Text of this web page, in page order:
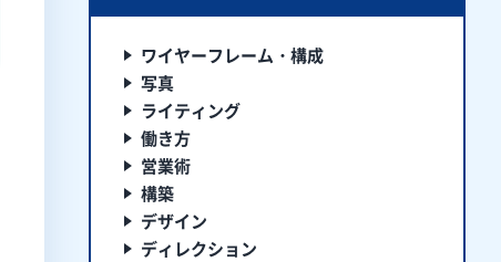
ワイヤーフレーム・構成
写真
ライティング
働き方
営業術
構築
デザイン
ディレクション